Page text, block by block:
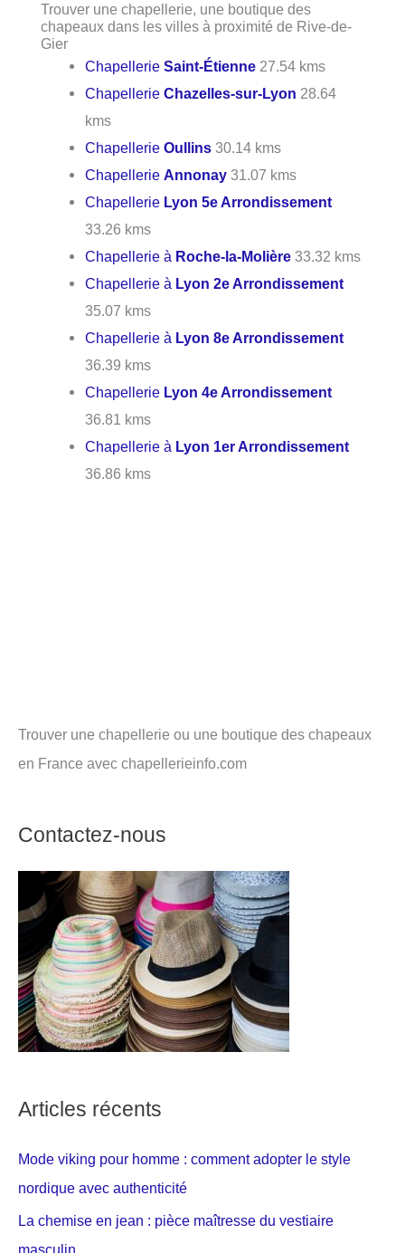
Trouver une chapellerie, une boutique des
chapeaux dans les villes à proximité de Rive-de-
Gier
ChapellerieSaint-Étienne 27.54 kms
ChapellerieChazelles-sur-Lyon 28.64
kms
ChapellerieOullins 30.14 kms
ChapellerieAnnonay 31.07 kms
Chapellerie Lyon 5e Arrondissement
33.26 kms
Chapellerie à Roche-la-Molière 33.32 kms
Chapellerie à Lyon 2e Arrondissement
35.07 kms
Chapellerie à Lyon 8e Arrondissement
36.39 kms
Chapellerie Lyon 4e Arrondissement
36.81 kms
Chapellerie à Lyon 1er Arrondissement
36.86 kms
Trouver une chapellerie ou une boutique des chapeaux
en France avec chapellerieinfo.com
Contactez-nous
Articles récents
Mode viking pour homme : comment adopter le style
nordique avec authenticité
La chemise en jean : pièce maîtresse du vestiaire